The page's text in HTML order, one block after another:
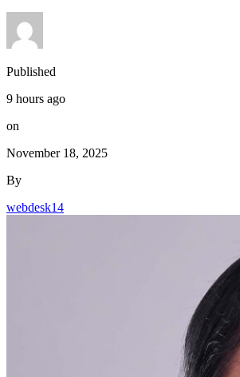
Published
9 hours ago
on
November 18, 2025
By
webdesk14